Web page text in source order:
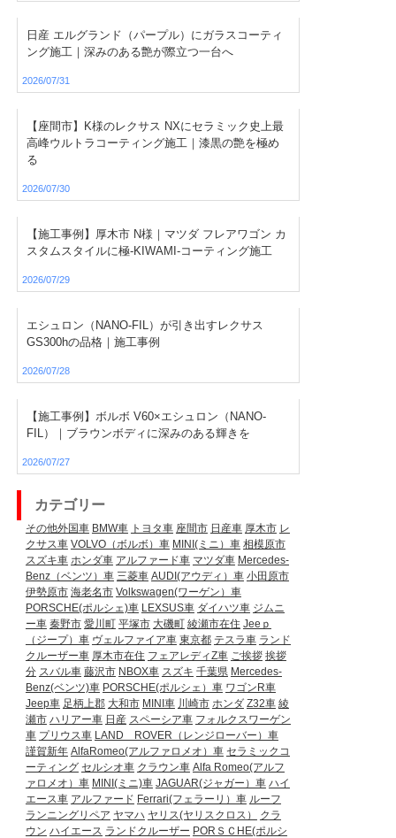
日産 エルグランド（パープル）にガラスコーティ
ング施工｜深みのある艶が際立つ一台へ
2026/07/31
【座間市】K様のレクサス NXにセラミック史上最
高峰ウルトラコーティング施工｜漆黒の艶を極め
る
2026/07/30
【施工事例】厚木市 N様｜マツダ フレアワゴン カ
スタムスタイルに極-KIWAMI-コーティング施工
2026/07/29
エシュロン（NANO-FIL）が引き出すレクサス
GS300hの品格｜施工事例
2026/07/28
【施工事例】ボルボ V60×エシュロン（NANO-
FIL）｜ブラウンボディに深みのある輝きを
2026/07/27
カテゴリー
その他外国車 BMW車 トヨタ車 座間市 日産車 厚木市 レ
クサス車 VOLVO（ボルボ）車 MINI(ミニ）車 相模原市
スズキ車 ホンダ車 アルファード車 マツダ車 Mercedes-
Benz（ベンツ）車 三菱車 AUDI(アウディ）車 小田原市
伊勢原市 海老名市 Volkswagen(ワーゲン）車
PORSCHE(ポルシェ)車 LEXSUS車 ダイハツ車 ジムニ
ー車 秦野市 愛川町 平塚市 大磯町 綾瀬市在住 Jeeｐ
（ジープ）車 ヴェルファイア車 東京都 テスラ車 ランド
クルーザー車 厚木市在住 フェアレディZ車 ご挨拶 挨拶
分 スバル車 藤沢市 NBOX車 スズキ 千葉県 Mercedes-
Benz(ベンツ)車 PORSCHE(ポルシェ）車 ワゴンR車
Jeep車 足柄上郡 大和市 MINI車 川崎市 ホンダ Z32車 綾
瀬市 ハリアー車 日産 スペーシア車 フォルクスワーゲン
車 プリウス車 LAND ROVER（レンジローバー）車
謹賀新年 AlfaRomeo(アルファロメオ）車 セラミックコ
ーティング セルシオ車 クラウン車 Alfa Romeo(アルフ
ァロメオ）車 MINI(ミニ)車 JAGUAR(ジャガー）車 ハイ
エース車 アルファード Ferrari(フェラーリ）車 ルーフ
ランニングリペア ヤマハ ヤリス(ヤリスクロス）
クラ
ウン ハイエース ランドクルーザー PORＳＣHE(ポルシ